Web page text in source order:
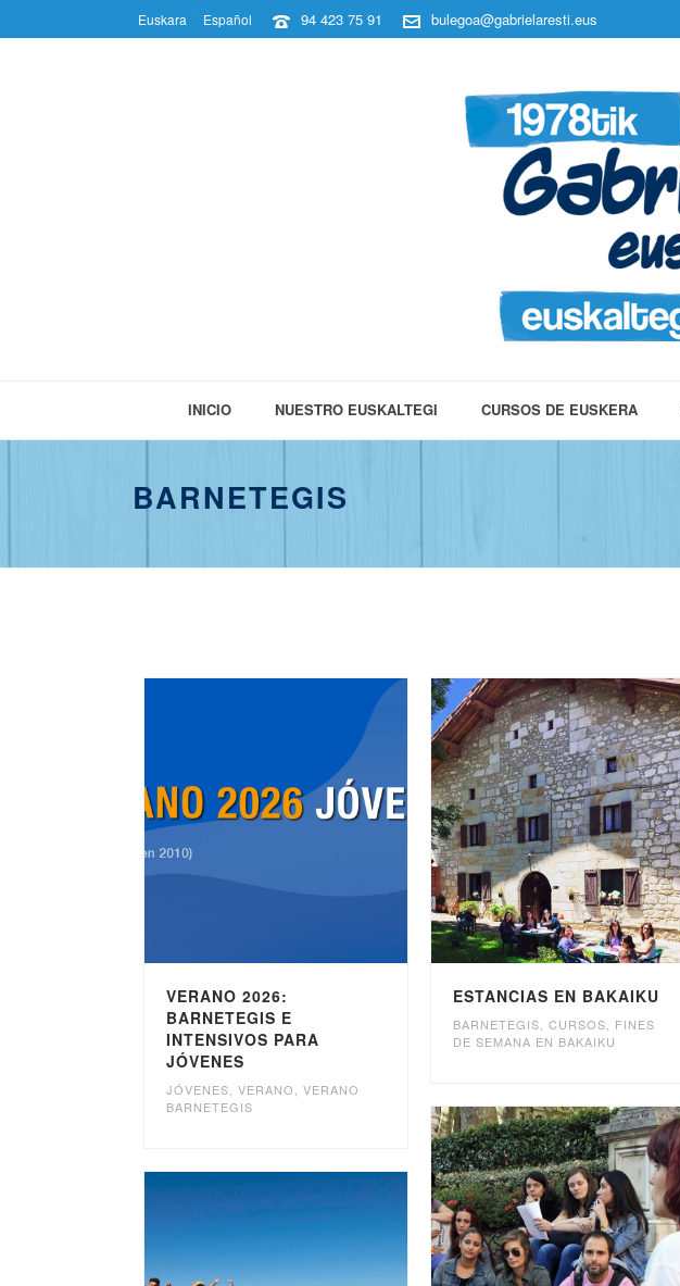
Euskara Español 94 423 75 91 bulegoa@gabrielaresti.eus
INICIO NUESTRO EUSKALTEGI CURSOS DE EUSKERA
BARNETEGIS
VERANO 2026:
BARNETEGIS E
INTENSIVOS PARA
JÓVENES
JÓVENES VERANO
VERANO
BARNETEGIS
ESTANCIAS EN BAKAIKU
BARNETEGIS CURSOS
FINES
DE SEMANA EN BAKAIKU